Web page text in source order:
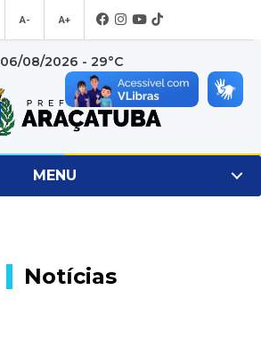
A- A+
06/08/2026 - 29°C
MENU
Notícias